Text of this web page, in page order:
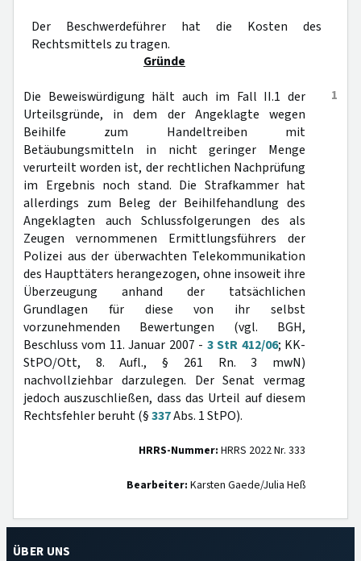
Der Beschwerdeführer hat die Kosten des
Rechtsmittels zu tragen.
Gründe
1
Die Beweiswürdigung hält auch im Fall II.1 der
Urteilsgründe, in dem der Angeklagte wegen
Beihilfe zum Handeltreiben mit
Betäubungsmitteln in nicht geringer Menge
verurteilt worden ist, der rechtlichen Nachprüfung
im Ergebnis noch stand. Die Strafkammer hat
allerdings zum Beleg der Beihilfehandlung des
Angeklagten auch Schlussfolgerungen des als
Zeugen vernommenen Ermittlungsführers der
Polizei aus der überwachten Telekommunikation
des Haupttäters herangezogen, ohne insoweit ihre
Überzeugung anhand der tatsächlichen
Grundlagen für diese von ihr selbst
vorzunehmenden Bewertungen (vgl. BGH,
Beschluss vom 11. Januar 2007 - 3 StR 412/06; KK-
StPO/Ott, 8. Aufl., § 261 Rn. 3 mwN)
nachvollziehbar darzulegen. Der Senat vermag
jedoch auszuschließen, dass das Urteil auf diesem
Rechtsfehler beruht (§337Abs. 1 StPO).
HRRS-Nummer: HRRS 2022 Nr. 333
Bearbeiter: Karsten Gaede/Julia Heß
ÜBER UNS